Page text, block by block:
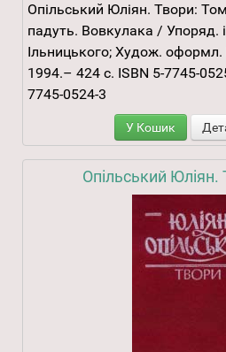
Опільський Юліян. Твори: Том
падуть. Вовкулака / Упоряд.
Ільницького; Худож. оформл.
1994.– 424 с. ISBN 5-7745-
7745-0524-3
У Кошик
Опільський Юліян.